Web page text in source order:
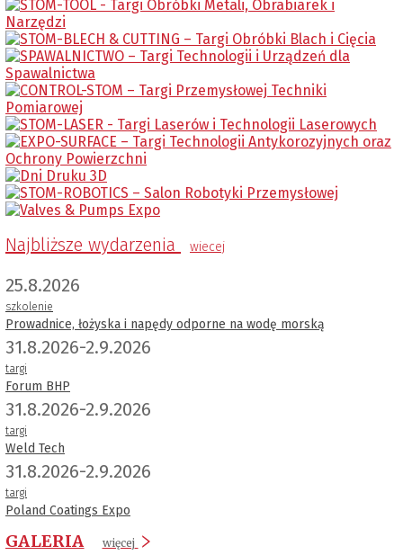
Najbliższe wydarzenia wiecej
25.8.2026
szkolenie
Prowadnice, łożyska i napędy odporne na wodę morską
31.8.2026-2.9.2026
targi
Forum BHP
31.8.2026-2.9.2026
targi
Weld Tech
31.8.2026-2.9.2026
targi
Poland Coatings Expo
GALERIA więcej